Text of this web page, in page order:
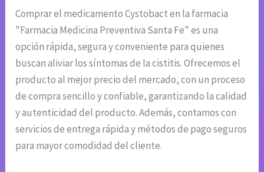
Comprar el medicamento Cystobact en la farmacia
"Farmacia Medicina Preventiva Santa Fe" es una
opción rápida, segura y conveniente para quienes
buscan aliviar los síntomas de la cistitis. Ofrecemos el
producto al mejor precio del mercado, con un proceso
de compra sencillo y confiable, garantizando la calidad
y autenticidad del producto. Además, contamos con
servicios de entrega rápida y métodos de pago seguros
para mayor comodidad del cliente.